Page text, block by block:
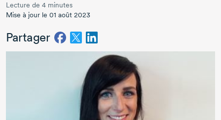
Lecture de 4 minutes
Mise à jour le 01 août 2023
Partager